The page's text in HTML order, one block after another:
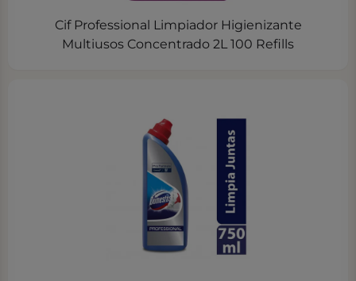
Cif Professional Limpiador Higienizante
Multiusos Concentrado 2L 100 Refills